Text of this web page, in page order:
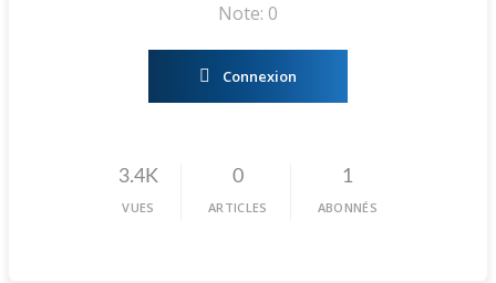
Note: 0
Connexion
3.4K
VUES
0
ARTICLES
1
ABONNÉS